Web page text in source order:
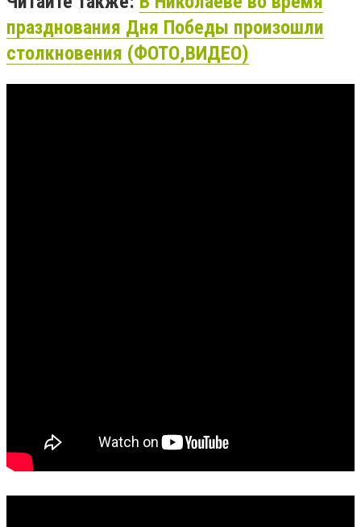
празднования Дня Победы произошли
столкновения (ФОТО,ВИДЕО)